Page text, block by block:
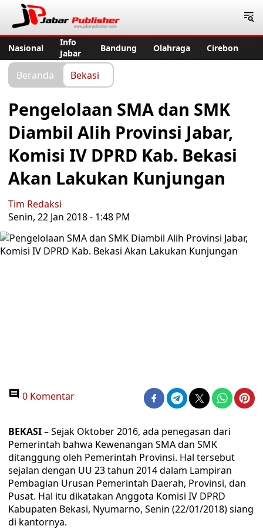
Nasional
Info
Jabar
Bandung Olahraga Cirebon
Beranda Bekasi
Pengelolaan SMA dan SMK
Diambil Alih Provinsi Jabar,
Komisi IV DPRD Kab. Bekasi
Akan Lakukan Kunjungan
Tim Redaksi
Senin, 22 Jan 2018 - 1:48 PM
0 Komentar
BEKASI– Sejak Oktober 2016, ada penegasan dari
Pemerintah bahwa Kewenangan SMA dan SMK
ditanggung oleh Pemerintah Provinsi. Hal tersebut
sejalan dengan UU 23 tahun 2014 dalam Lampiran
Pembagian Urusan Pemerintah Daerah, Provinsi, dan
Pusat. Hal itu dikatakan Anggota Komisi IV DPRD
Kabupaten Bekasi, Nyumarno, Senin (22/01/2018) siang
di kantornya.